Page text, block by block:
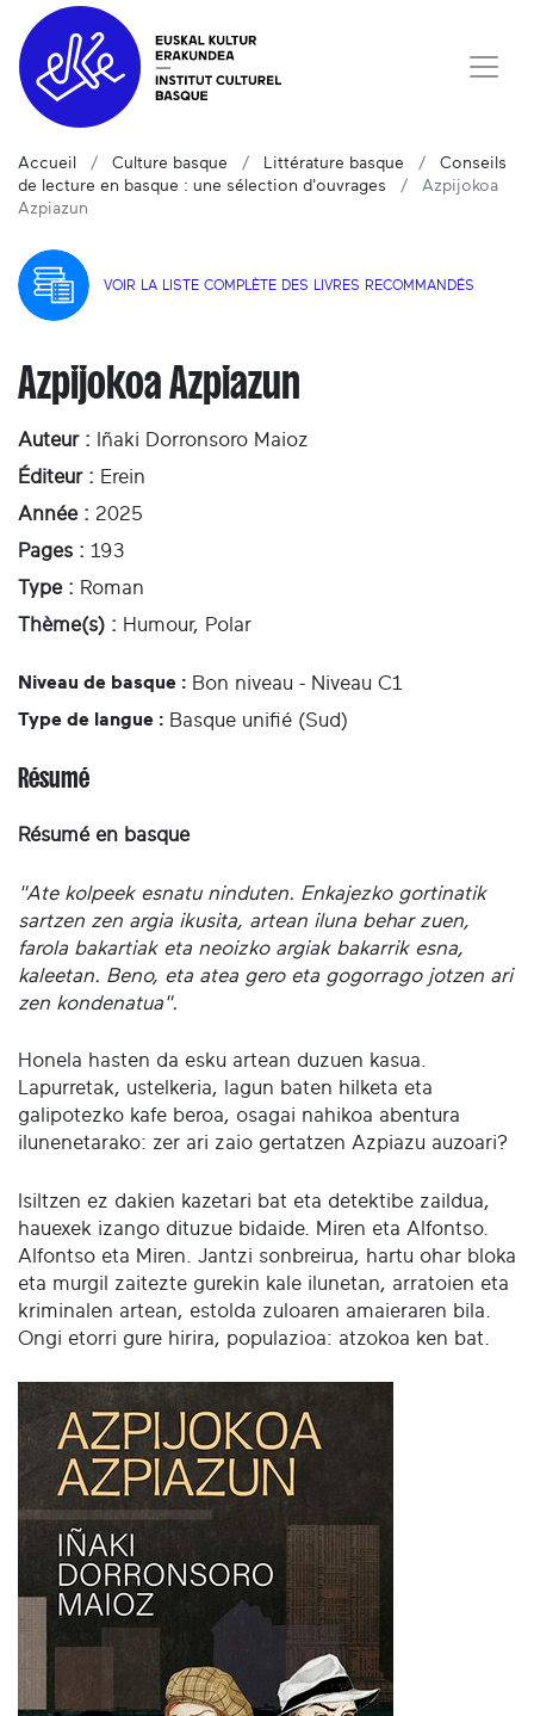
Accueil Culture basque Littérature basque
Conseils
de lecture en basque : une sélection d'ouvrages
Azpijokoa
Azpiazun
VOIR LA LISTE COMPLÈTE DES LIVRES RECOMMANDÉS
Azpijokoa Azpiazun
Auteur :
Iñaki Dorronsoro Maioz
Éditeur : Erein
Année : 2025
Pages : 193
Type : Roman
Thème(s) : Humour, Polar
Niveau de basque : Bon niveau - Niveau C1
Type de langue : Basque unifié (Sud)
Résumé
Résumé en basque
"Ate kolpeek esnatu ninduten. Enkajezko gortinatik
sartzen zen argia ikusita, artean iluna behar zuen,
farola bakartiak eta neoizko argiak bakarrik esna,
kaleetan. Beno, eta atea gero eta gogorrago jotzen ari
zen kondenatua".
Honela hasten da esku artean duzuen kasua.
Lapurretak, ustelkeria, lagun baten hilketa eta
galipotezko kafe beroa, osagai nahikoa abentura
ilunenetarako: zer ari zaio gertatzen Azpiazu auzoari?
Isiltzen ez dakien kazetari bat eta detektibe zaildua,
hauexek izango dituzue bidaide. Miren eta Alfontso.
Alfontso eta Miren. Jantzi sonbreirua, hartu ohar bloka
eta murgil zaitezte gurekin kale ilunetan, arratoien eta
kriminalen artean, estolda zuloaren amaieraren bila.
Ongi etorri gure hirira, populazioa: atzokoa ken bat.